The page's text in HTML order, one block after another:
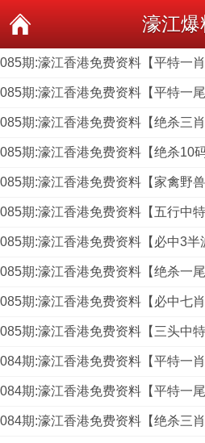
濠江爆
085期:濠江香港免费资料【平特一肖
085期:濠江香港免费资料【平特一尾
085期:濠江香港免费资料【绝杀三肖
085期:濠江香港免费资料【绝杀10码
085期:濠江香港免费资料【家禽野兽
085期:濠江香港免费资料【五行中特
085期:濠江香港免费资料【必中3半
085期:濠江香港免费资料【绝杀一尾
085期:濠江香港免费资料【必中七肖
085期:濠江香港免费资料【三头中特
084期:濠江香港免费资料【平特一肖
084期:濠江香港免费资料【平特一尾
084期:濠江香港免费资料【绝杀三肖